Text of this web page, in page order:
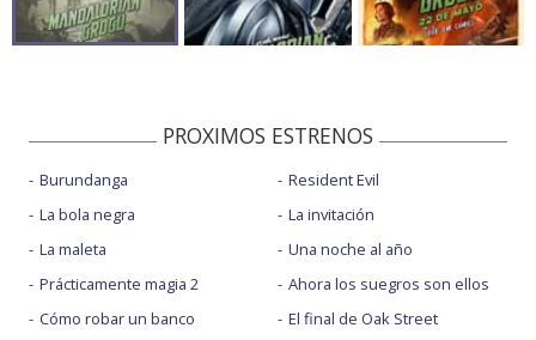
PROXIMOS ESTRENOS
Burundanga
La bola negra
La maleta
Prácticamente magia 2
Cómo robar un banco
Resident Evil
La invitación
Una noche al año
Ahora los suegros son ellos
El final de Oak Street